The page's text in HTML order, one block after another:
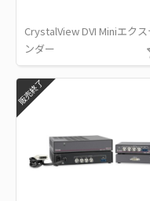
CrystalView DVI Miniエクス
ンダー
販売終了